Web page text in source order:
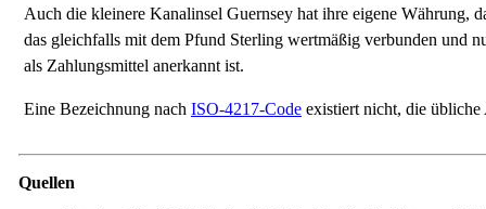
Auch die kleinere Kanalinsel Guernsey hat ihre eigene Währung,
das gleichfalls mit dem Pfund Sterling wertmäßig verbunden und
als Zahlungsmittel anerkannt ist.
Eine Bezeichnung nach ISO-4217-Code existiert nicht, die übliche
Quellen